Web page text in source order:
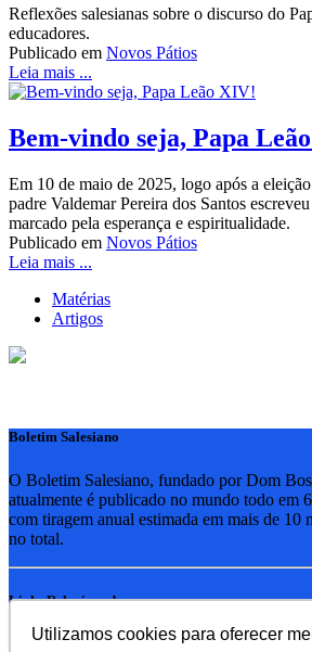
Utilizamos cookies para oferecer
Reflexões salesianas sobre o discurso do
educadores.
Publicado em Novos Pátios
Leia mais ...
Bem-vindo seja, Papa
Em 10 de maio de 2025, logo após a
padre Valdemar Pereira dos Santos
marcado pela esperança e espiritualidade.
Publicado em Novos Pátios
Leia mais ...
Matérias
Artigos
Boletim Salesiano
O Boletim Salesiano, fundado por Dom
atualmente é publicado no mundo todo em
com tiragem anual estimada em mais de 10
no total.
Links Relacionados
RSB - Rede Salesiana Brasil